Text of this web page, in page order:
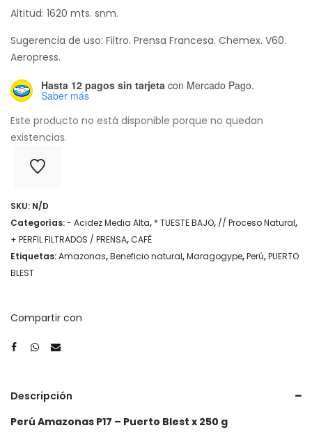
Altitud: 1620 mts. snm.
Sugerencia de uso: Filtro. Prensa Francesa. Chemex. V60.
Aeropress.
Hasta 12 pagos sin tarjeta con Mercado Pago.
Saber más
Este producto no está disponible porque no quedan
existencias.
SKU: N/D
Categorías:- Acidez Media Alta, * TUESTE BAJO, // Proceso Natural,
+ PERFIL FILTRADOS / PRENSA,CAFÉ
Etiquetas:Amazonas,Beneficio natural,Maragogype,Perú,PUERTO
BLEST
Compartir con
Descripción
Perú Amazonas P17 – Puerto Blest x 250 g